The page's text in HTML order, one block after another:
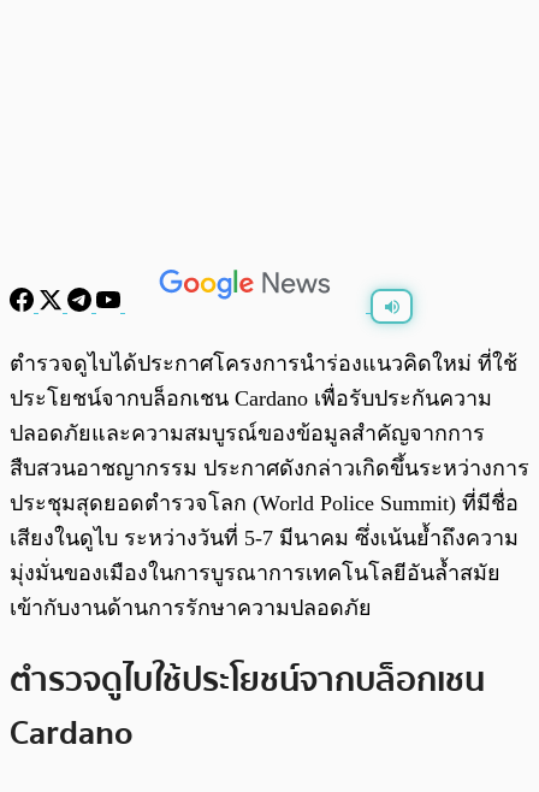
พร้อมเล่น 0:00/ 0:00
ตำรวจดูไบได้ประกาศโครงการนำร่องแนวคิดใหม่ ที่ใช้
ประโยชน์จากบล็อกเชน Cardano เพื่อรับประกันความ
ปลอดภัยและความสมบูรณ์ของข้อมูลสำคัญจากการ
สืบสวนอาชญากรรม ประกาศดังกล่าวเกิดขึ้นระหว่างการ
ประชุมสุดยอดตำรวจโลก (World Police Summit) ที่มีชื่อ
เสียงในดูไบ ระหว่างวันที่ 5-7 มีนาคม ซึ่งเน้นย้ำถึงความ
มุ่งมั่นของเมืองในการบูรณาการเทคโนโลยีอันล้ำสมัย
เข้ากับงานด้านการรักษาความปลอดภัย
ตำรวจดูไบใช้ประโยชน์จากบล็อกเชน
Cardano